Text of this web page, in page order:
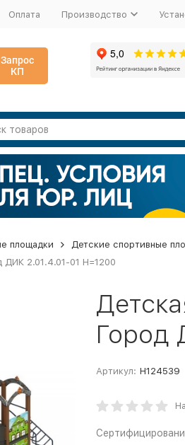
Оплата Производство
Запрос
КП
площадки Детские спортивные
ДИК 2.01.4.01-01 H=1200
Город
Артикул: Н124539